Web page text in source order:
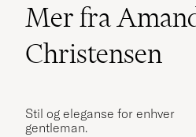
Mer fra
Christensen
Stil og eleganse for enhver
gentleman.